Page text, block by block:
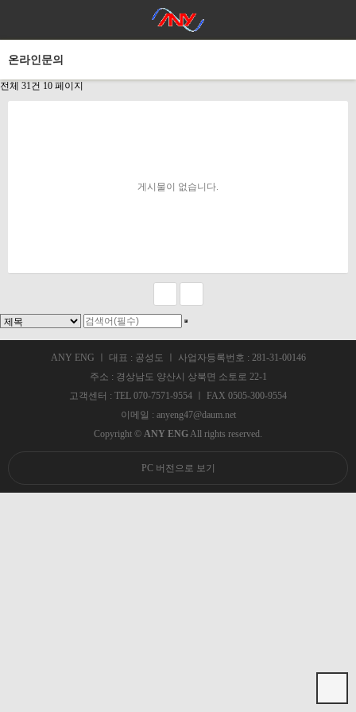
온라인문의
전체 31건 10 페이지
게시물이 없습니다.
ANY ENG ㅣ 대표 : 공성도 ㅣ 사업자등록번호 : 281-31-00146
주소 : 경상남도 양산시 상북면 소토로 22-1
고객센터 : TEL 070-7571-9554 ㅣ FAX 0505-300-9554
이메일 : anyeng47@daum.net
Copyright © ANY ENGAll rights reserved.
PC 버전으로 보기